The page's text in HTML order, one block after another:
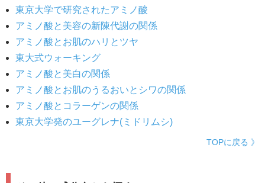
東京大学で研究されたアミノ酸
アミノ酸と美容の新陳代謝の関係
アミノ酸とお肌のハリとツヤ
東大式ウォーキング
アミノ酸と美白の関係
アミノ酸とお肌のうるおいとシワの関係
アミノ酸とコラーゲンの関係
東京大学発のユーグレナ(ミドリムシ)
TOPに戻る 》